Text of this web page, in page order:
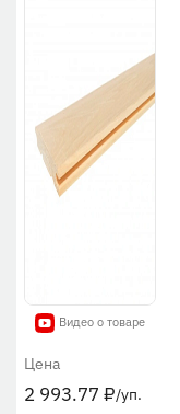
Видео о товаре
Цена
2 993.77 ₽/уп.